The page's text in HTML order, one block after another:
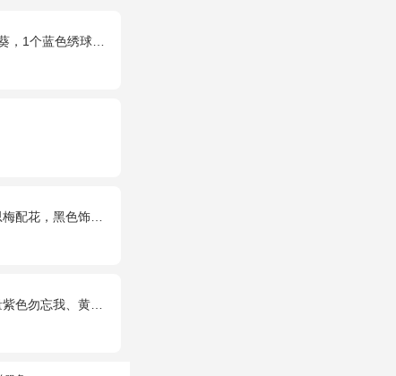
，配花、桔梗、绿叶搭配
花，黑色饰条环绕
、黄莺、栀子叶间插。